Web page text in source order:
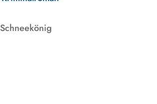
Schneekönig